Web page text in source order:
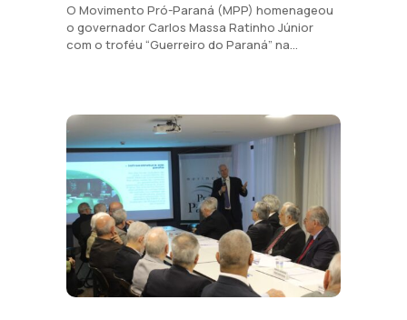
O Movimento Pró-Paraná (MPP) homenageou
o governador Carlos Massa Ratinho Júnior
com o troféu “Guerreiro do Paraná” na...